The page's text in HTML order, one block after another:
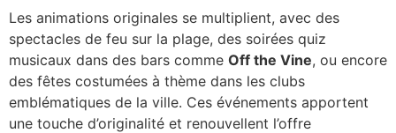
Les animations originales se multiplient, avec des
spectacles de feu sur la plage, des soirées quiz
musicaux dans des bars comme Off the Vine, ou encore
des fêtes costumées à thème dans les clubs
emblématiques de la ville. Ces événements apportent
une touche d’originalité et renouvel­lent l’offre